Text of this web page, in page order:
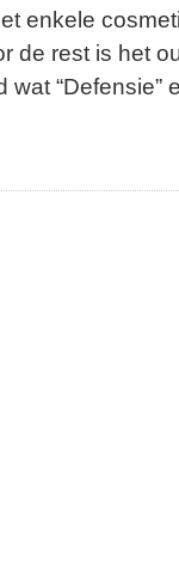
enkele
de rest is het
wat